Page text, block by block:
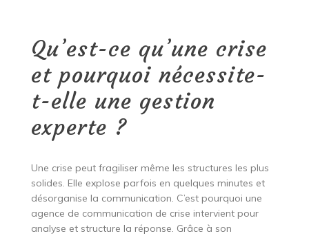
Qu’est-ce qu’une crise
et pourquoi nécessite-
t-elle une gestion
experte ?
Une crise peut fragiliser même les structures les plus
solides. Elle explose parfois en quelques minutes et
désorganise la communication. C’est pourquoi une
agence de communication de crise intervient pour
analyse et structure la réponse. Grâce à son